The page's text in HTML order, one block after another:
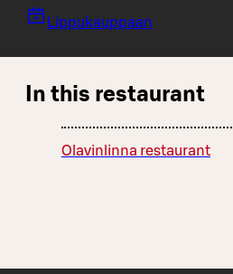
Lippukauppaan
In this restaurant
Olavinlinna restaurant